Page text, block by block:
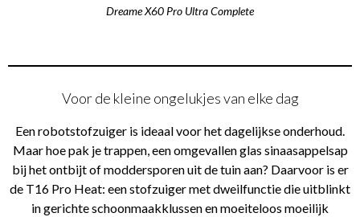
Dreame X60 Pro Ultra Complete
Voor de kleine ongelukjes van elke dag
Een robotstofzuiger is ideaal voor het dagelijkse onderhoud.
Maar hoe pak je trappen, een omgevallen glas sinaasappelsap
bij het ontbijt of moddersporen uit de tuin aan? Daarvoor is er
de T16 Pro Heat: een stofzuiger met dweilfunctie die uitblinkt
in gerichte schoonmaakklussen en moeiteloos moeilijk